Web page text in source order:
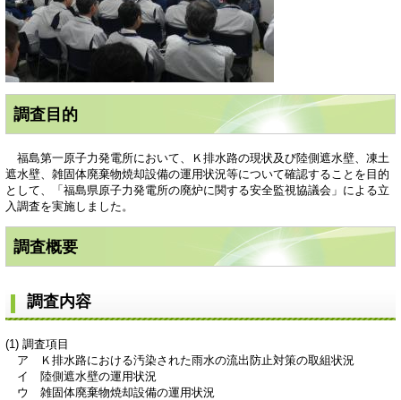
調査目的
福島第一原子力発電所において、Ｋ排水路の現状及び陸側遮水壁、凍土
遮水壁、雑固体廃棄物焼却設備の運用状況等について確認することを目的
として、「福島県原子力発電所の廃炉に関する安全監視協議会」による立
入調査を実施しました。
調査概要
調査内容
(1) 調査項目
ア Ｋ排水路における汚染された雨水の流出防止対策の取組状況
イ 陸側遮水壁の運用状況
ウ 雑固体廃棄物焼却設備の運用状況